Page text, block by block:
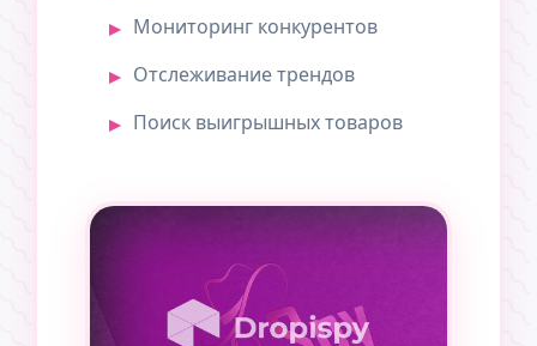
Мониторинг конкурентов
Отслеживание трендов
Поиск выигрышных товаров